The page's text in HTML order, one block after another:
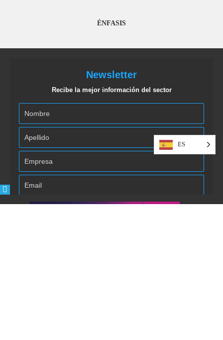
ÉNFASIS
Newsletter
Recibe la mejor información del sector
ES